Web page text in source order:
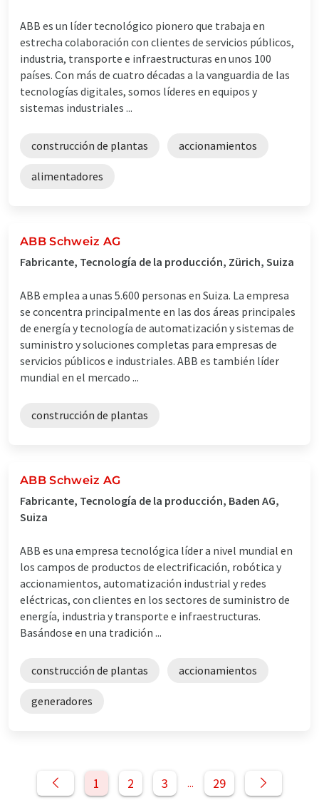
ABB es un líder tecnológico pionero que trabaja en
estrecha colaboración con clientes de servicios públicos,
industria, transporte e infraestructuras en unos 100
países. Con más de cuatro décadas a la vanguardia de las
tecnologías digitales, somos líderes en equipos y
sistemas industriales ...
construcción de plantas accionamientos
alimentadores
ABB Schweiz AG
Fabricante, Tecnología de la producción, Zürich, Suiza
ABB emplea a unas 5.600 personas en Suiza. La empresa
se concentra principalmente en las dos áreas principales
de energía y tecnología de automatización y sistemas de
suministro y soluciones completas para empresas de
servicios públicos e industriales. ABB es también líder
mundial en el mercado ...
construcción de plantas
ABB Schweiz AG
Fabricante, Tecnología de la producción, Baden AG,
Suiza
ABB es una empresa tecnológica líder a nivel mundial en
los campos de productos de electrificación, robótica y
accionamientos, automatización industrial y redes
eléctricas, con clientes en los sectores de suministro de
energía, industria y transporte e infraestructuras.
Basándose en una tradición ...
construcción de plantas accionamientos
generadores
1 2 3 ... 29